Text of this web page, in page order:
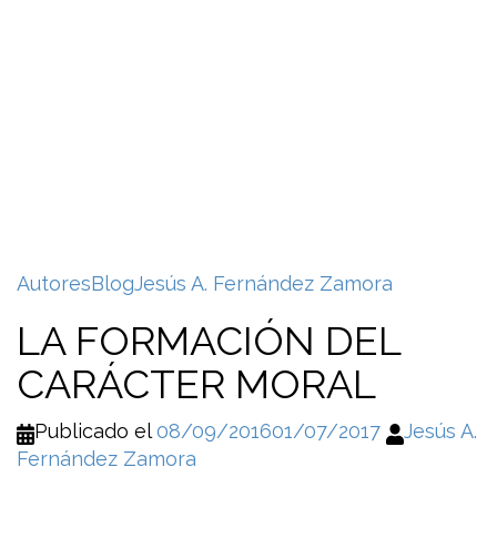
AutoresBlogJesús A. Fernández Zamora
LA FORMACIÓN DEL
CARÁCTER MORAL
Publicado el08/09/201601/07/2017
Jesús A.
Fernández Zamora